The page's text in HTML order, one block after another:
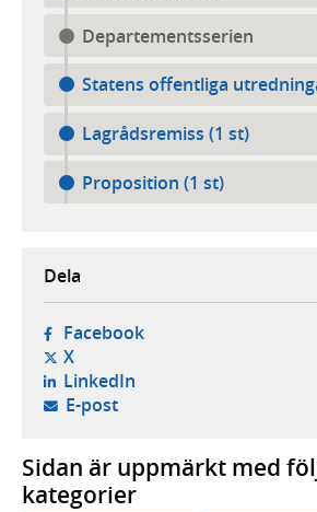
Departementsserien
Statens offentliga
Lagrådsremiss (1 st)
Proposition (1 st)
Dela
Facebook- öppnas i ny flik,
X- öppnas i ny flik, extern
LinkedIn- öppnas i ny flik,
E-post- öppnar din e-postklient,
Sidan är uppmärkt med
kategorier